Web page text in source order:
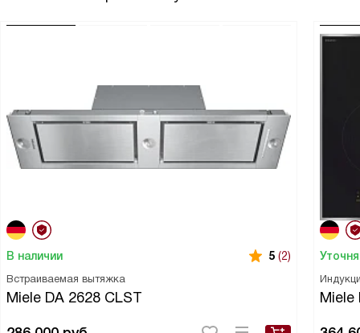
В наличии 5 (2)
Встраиваемая вытяжка
Miele DA 2628 CLST Miele